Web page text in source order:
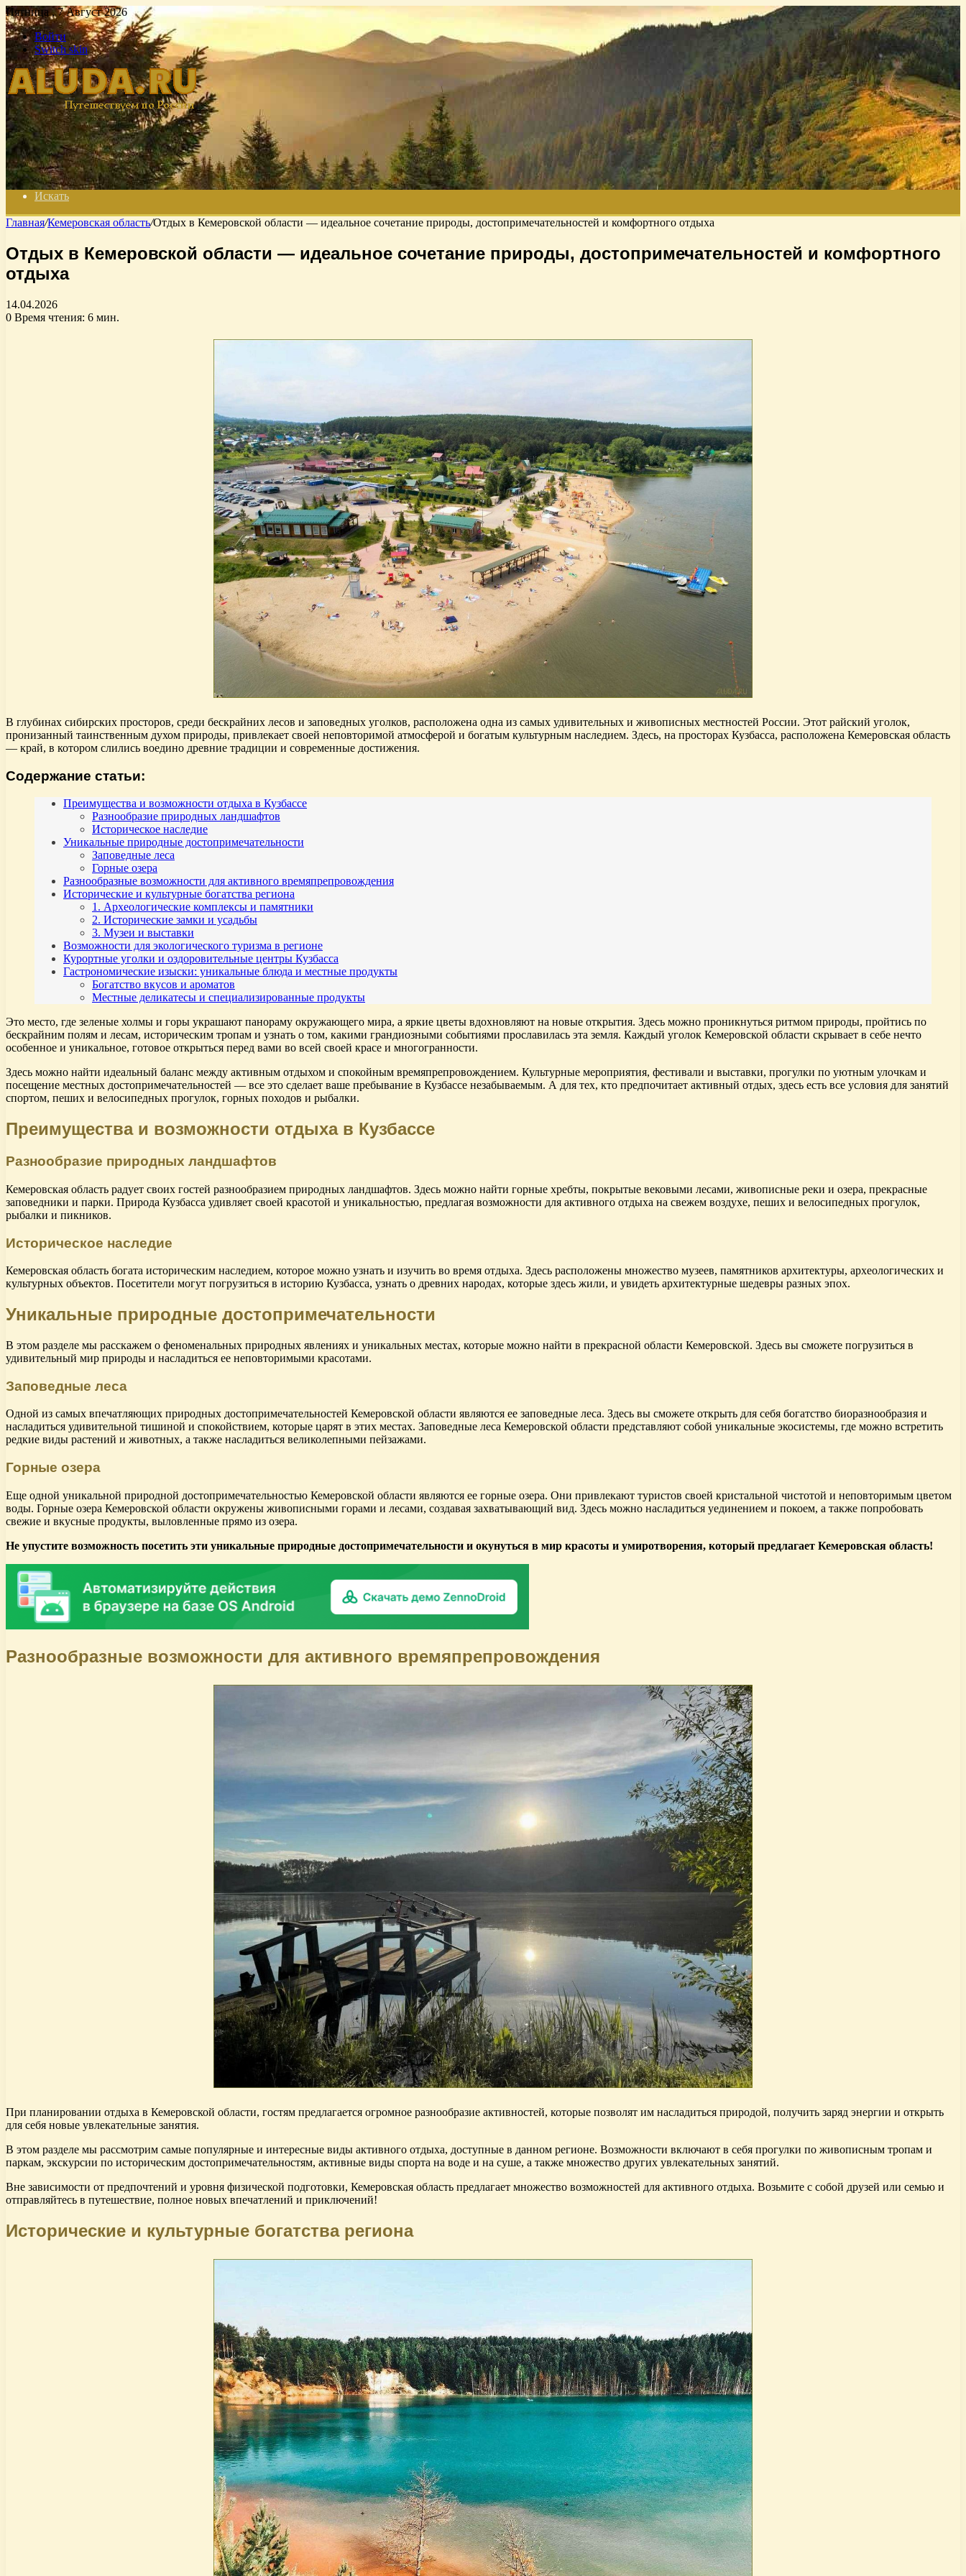
Пятница , 7 Август 2026
Войти
Switch skin
Искать
Главная/Кемеровская область/Отдых в Кемеровской области — идеальное сочетание природы, достопримечательностей и комфортного отдыха
Отдых в Кемеровской области — идеальное сочетание природы, достопримечательностей и комфортного
отдыха
14.04.2026
0 Время чтения: 6 мин.
В глубинах сибирских просторов, среди бескрайних лесов и заповедных уголков, расположена одна из самых удивительных и живописных местностей России. Этот райский уголок,
пронизанный таинственным духом природы, привлекает своей неповторимой атмосферой и богатым культурным наследием. Здесь, на просторах Кузбасса, расположена Кемеровская область
— край, в котором слились воедино древние традиции и современные достижения.
Содержание статьи:
Преимущества и возможности отдыха в Кузбассе
Разнообразие природных ландшафтов
Историческое наследие
Уникальные природные достопримечательности
Заповедные леса
Горные озера
Разнообразные возможности для активного времяпрепровождения
Исторические и культурные богатства региона
1. Археологические комплексы и памятники
2. Исторические замки и усадьбы
3. Музеи и выставки
Возможности для экологического туризма в регионе
Курортные уголки и оздоровительные центры Кузбасса
Гастрономические изыски: уникальные блюда и местные продукты
Богатство вкусов и ароматов
Местные деликатесы и специализированные продукты
Это место, где зеленые холмы и горы украшают панораму окружающего мира, а яркие цветы вдохновляют на новые открытия. Здесь можно проникнуться ритмом природы, пройтись по
бескрайним полям и лесам, историческим тропам и узнать о том, какими грандиозными событиями прославилась эта земля. Каждый уголок Кемеровской области скрывает в себе нечто
особенное и уникальное, готовое открыться перед вами во всей своей красе и многогранности.
Здесь можно найти идеальный баланс между активным отдыхом и спокойным времяпрепровождением. Культурные мероприятия, фестивали и выставки, прогулки по уютным улочкам и
посещение местных достопримечательностей — все это сделает ваше пребывание в Кузбассе незабываемым. А для тех, кто предпочитает активный отдых, здесь есть все условия для занятий
спортом, пеших и велосипедных прогулок, горных походов и рыбалки.
Преимущества и возможности отдыха в Кузбассе
Разнообразие природных ландшафтов
Кемеровская область радует своих гостей разнообразием природных ландшафтов. Здесь можно найти горные хребты, покрытые вековыми лесами, живописные реки и озера, прекрасные
заповедники и парки. Природа Кузбасса удивляет своей красотой и уникальностью, предлагая возможности для активного отдыха на свежем воздухе, пеших и велосипедных прогулок,
рыбалки и пикников.
Историческое наследие
Кемеровская область богата историческим наследием, которое можно узнать и изучить во время отдыха. Здесь расположены множество музеев, памятников архитектуры, археологических и
культурных объектов. Посетители могут погрузиться в историю Кузбасса, узнать о древних народах, которые здесь жили, и увидеть архитектурные шедевры разных эпох.
Уникальные природные достопримечательности
В этом разделе мы расскажем о феноменальных природных явлениях и уникальных местах, которые можно найти в прекрасной области Кемеровской. Здесь вы сможете погрузиться в
удивительный мир природы и насладиться ее неповторимыми красотами.
Заповедные леса
Одной из самых впечатляющих природных достопримечательностей Кемеровской области являются ее заповедные леса. Здесь вы сможете открыть для себя богатство биоразнообразия и
насладиться удивительной тишиной и спокойствием, которые царят в этих местах. Заповедные леса Кемеровской области представляют собой уникальные экосистемы, где можно встретить
редкие виды растений и животных, а также насладиться великолепными пейзажами.
Горные озера
Еще одной уникальной природной достопримечательностью Кемеровской области являются ее горные озера. Они привлекают туристов своей кристальной чистотой и неповторимым цветом
воды. Горные озера Кемеровской области окружены живописными горами и лесами, создавая захватывающий вид. Здесь можно насладиться уединением и покоем, а также попробовать
свежие и вкусные продукты, выловленные прямо из озера.
Не упустите возможность посетить эти уникальные природные достопримечательности и окунуться в мир красоты и умиротворения, который предлагает Кемеровская область!
Разнообразные возможности для активного времяпрепровождения
При планировании отдыха в Кемеровской области, гостям предлагается огромное разнообразие активностей, которые позволят им насладиться природой, получить заряд энергии и открыть
для себя новые увлекательные занятия.
В этом разделе мы рассмотрим самые популярные и интересные виды активного отдыха, доступные в данном регионе. Возможности включают в себя прогулки по живописным тропам и
паркам, экскурсии по историческим достопримечательностям, активные виды спорта на воде и на суше, а также множество других увлекательных занятий.
Вне зависимости от предпочтений и уровня физической подготовки, Кемеровская область предлагает множество возможностей для активного отдыха. Возьмите с собой друзей или семью и
отправляйтесь в путешествие, полное новых впечатлений и приключений!
Исторические и культурные богатства региона